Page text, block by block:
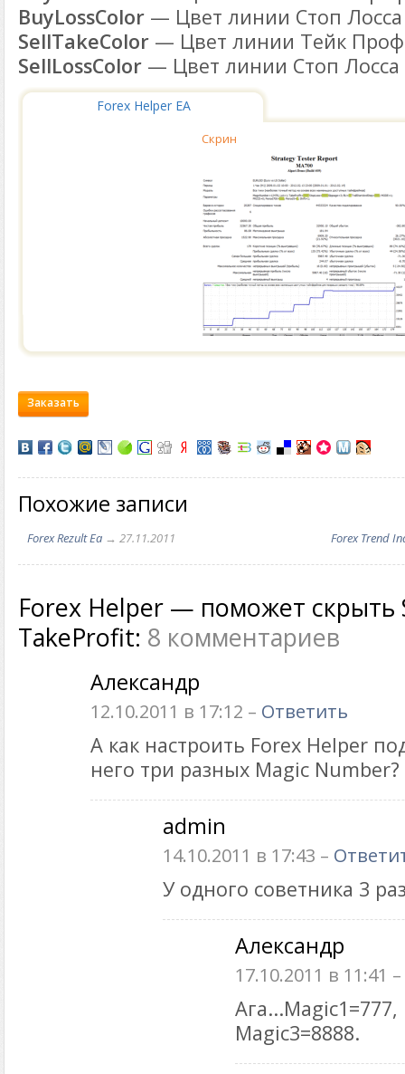
BuyLossColor — Цвет линии Стоп
SellTakeColor — Цвет линии Тейк
SellLossColor — Цвет линии Стоп Лосса
Forex Helper EA
Скрин
Заказать
Похожие записи
Forex Rezult Ea → 27.11.2011 Forex Trend
Forex Helper — поможет скрыть
TakeProfit: 8 комментариев
Александр
12.10.2011 в 17:12 – Ответить
А как настроить Forex Helper
него три разных Magic Number?
admin
14.10.2011 в 17:43 –
У одного советника 3
Александр
17.10.2011 в 11:41 –
Magic3=8888.